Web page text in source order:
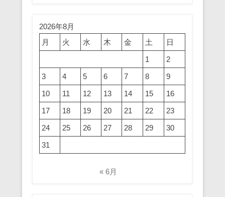
2026年8月
月
火 水 木 金 土
日
1
2
3
4 5 6 7 8
9
10
11 12 13 14 15
16
17
18 19 20 21 22
23
24
25 26 27 28 29
30
31
« 6月